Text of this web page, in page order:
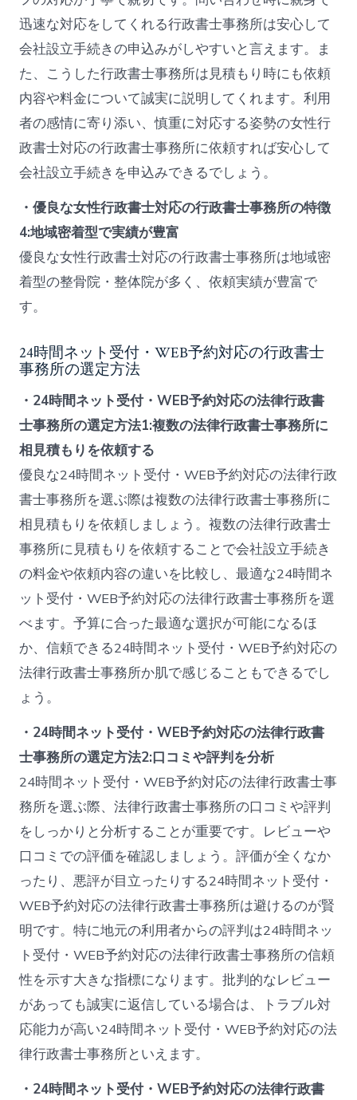
迅速な対応をしてくれる行政書士事務所は安心して
会社設立手続きの申込みがしやすいと言えます。ま
た、こうした行政書士事務所は見積もり時にも依頼
内容や料金について誠実に説明してくれます。利用
者の感情に寄り添い、慎重に対応する姿勢の女性行
政書士対応の行政書士事務所に依頼すれば安心して
会社設立手続きを申込みできるでしょう。
・優良な女性行政書士対応の行政書士事務所の特徴
4:地域密着型で実績が豊富
優良な女性行政書士対応の行政書士事務所は地域密
着型の整骨院・整体院が多く、依頼実績が豊富で
す。
24時間ネット受付・WEB予約対応の行政書士
事務所の選定方法
・24時間ネット受付・WEB予約対応の法律行政書
士事務所の選定方法1:複数の法律行政書士事務所に
相見積もりを依頼する
優良な24時間ネット受付・WEB予約対応の法律行政
書士事務所を選ぶ際は複数の法律行政書士事務所に
相見積もりを依頼しましょう。複数の法律行政書士
事務所に見積もりを依頼することで会社設立手続き
の料金や依頼内容の違いを比較し、最適な24時間ネ
ット受付・WEB予約対応の法律行政書士事務所を選
べます。予算に合った最適な選択が可能になるほ
か、信頼できる24時間ネット受付・WEB予約対応の
法律行政書士事務所か肌で感じることもできるでし
ょう。
・24時間ネット受付・WEB予約対応の法律行政書
士事務所の選定方法2:口コミや評判を分析
24時間ネット受付・WEB予約対応の法律行政書士事
務所を選ぶ際、法律行政書士事務所の口コミや評判
をしっかりと分析することが重要です。レビューや
口コミでの評価を確認しましょう。評価が全くなか
ったり、悪評が目立ったりする24時間ネット受付・
WEB予約対応の法律行政書士事務所は避けるのが賢
明です。特に地元の利用者からの評判は24時間ネッ
ト受付・WEB予約対応の法律行政書士事務所の信頼
性を示す大きな指標になります。批判的なレビュー
があっても誠実に返信している場合は、トラブル対
応能力が高い24時間ネット受付・WEB予約対応の法
律行政書士事務所といえます。
・24時間ネット受付・WEB予約対応の法律行政書